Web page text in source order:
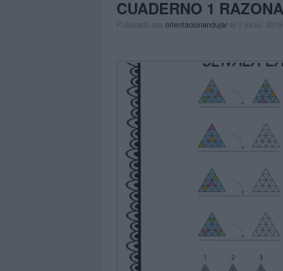
CUADERNO 1
Publicado por orientacionandujar el 7 junio, 2019